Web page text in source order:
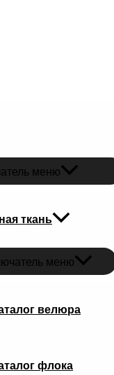
меню
ткань
меню
велюра
флока